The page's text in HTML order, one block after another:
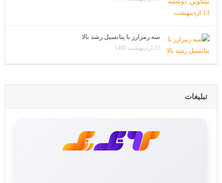
سه رمزارز با پتانسیل رشد بالا
12 اردیبهشت 1400
تبلیغات